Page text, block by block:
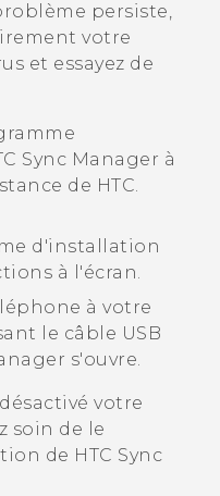
persiste,
votre
et essayez de
Sync Manager à
de HTC.
d'installation
à l'écran.
à votre
le câble USB
s'ouvre.
votre
soin de le
de HTC Sync